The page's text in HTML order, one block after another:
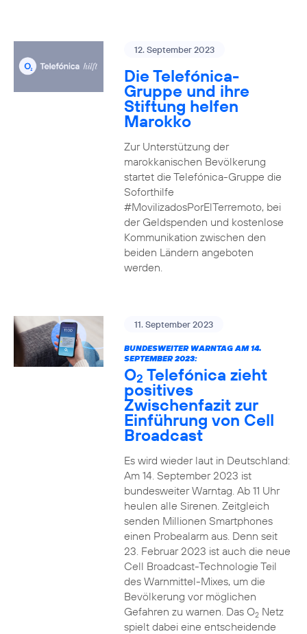
12. September 2023
Die Telefónica-
Gruppe und ihre
Stiftung helfen
Marokko
Zur Unterstützung der
marokkanischen Bevölkerung
startet die Telefónica-Gruppe die
Soforthilfe
#MovilizadosPorElTerremoto, bei
der Geldspenden und kostenlose
Kommunikation zwischen den
beiden Ländern angeboten
werden.
11. September 2023
BUNDESWEITER WARNTAG AM 14.
SEPTEMBER 2023:
O2 Telefónica zieht
positives
Zwischenfazit zur
Einführung von Cell
Broadcast
Es wird wieder laut in Deutschland:
Am 14. September 2023 ist
bundesweiter Warntag. Ab 11 Uhr
heulen alle Sirenen. Zeitgleich
senden Millionen Smartphones
einen Probealarm aus. Denn seit
23. Februar 2023 ist auch die neue
Cell Broadcast-Technologie Teil
des Warnmittel-Mixes, um die
Bevölkerung vor möglichen
Gefahren zu warnen. Das O2Netz
spielt dabei eine entscheidende